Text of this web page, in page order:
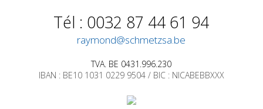
Tél : 0032 87 44 61 94
raymond@schmetzsa.be
TVA. BE 0431.996.230
IBAN : BE10 1031 0229 9504 / BIC : NICABEBBXXX